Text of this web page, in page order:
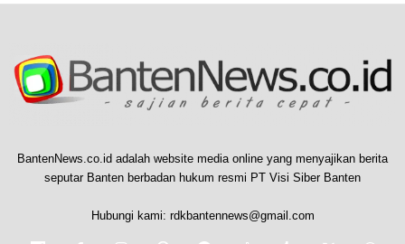
BantenNews.co.id adalah website media online yang menyajikan berita
seputar Banten berbadan hukum resmi PT Visi Siber Banten
Hubungi kami: rdkbantennews@gmail.com